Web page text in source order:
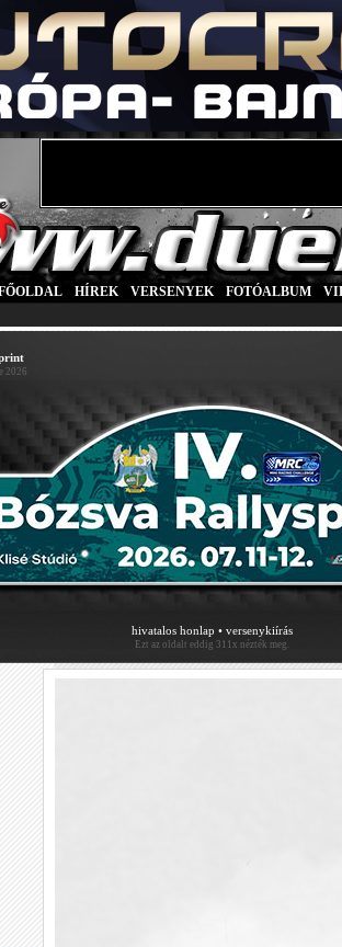
HÍREK VERSENYEK FOTÓALBUM
2026
hivatalos honlap • versenykiírás
Ezt az oldalt eddig 311x nézték meg.